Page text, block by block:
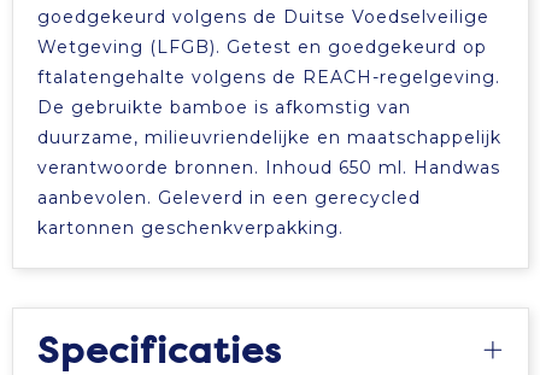
goedgekeurd volgens de Duitse Voedselveilige
Wetgeving (LFGB). Getest en goedgekeurd op
ftalatengehalte volgens de REACH-regelgeving.
De gebruikte bamboe is afkomstig van
duurzame, milieuvriendelijke en maatschappelijk
verantwoorde bronnen. Inhoud 650 ml. Handwas
aanbevolen. Geleverd in een gerecycled
kartonnen geschenkverpakking.
Specificaties